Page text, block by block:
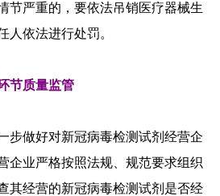
节严重的，要依法吊销医疗器械生
人依法进行处罚。
节质量监管
步做好对新冠病毒检测试剂经营企
企业严格按照法规、规范要求组织
其经营的新冠病毒检测试剂是否经